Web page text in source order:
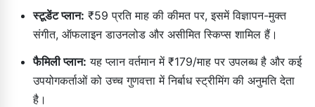
स्टूडेंट प्लान: ₹59 प्रति माह की कीमत पर, इसमें विज्ञापन-मुक्त
संगीत, ऑफलाइन डाउनलोड और असीमित स्किप्स शामिल हैं।
फैमिली प्लान: यह प्लान वर्तमान में ₹179/माह पर उपलब्ध है और कई
उपयोगकर्ताओं को उच्च गुणवत्ता में निर्बाध स्ट्रीमिंग की अनुमति देता
है।